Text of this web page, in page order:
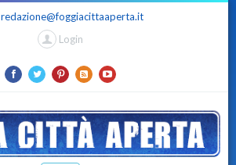
redazione@foggiacittaaperta.it
Login